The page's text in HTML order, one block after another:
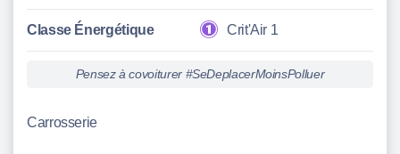
Classe Énergétique Crit'Air 1
Pensez à covoiturer #SeDeplacerMoinsPolluer
Carrosserie